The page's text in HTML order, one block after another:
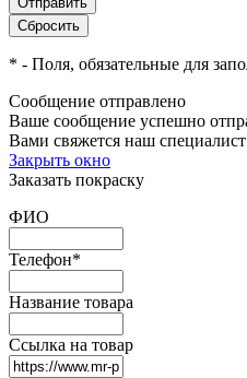
* - Поля, обязательные для
Сообщение отправлено
Ваше сообщение успешно
Вами свяжется наш специалист
Закрыть окно
Заказать покраску
ФИО
Телефон*
Название товара
Ссылка на товар